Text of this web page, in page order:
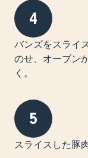
4
バンズをスライ
のせ、オーブン
く。
5
スライスした豚